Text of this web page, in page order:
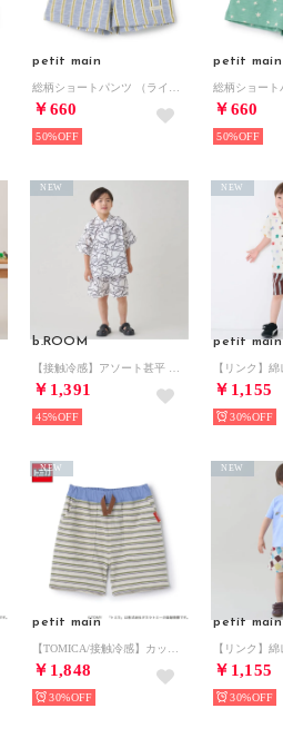
petit main
￥660
50%
petit main
￥660
50%
b.ROOM
￥1,391
NEW
45%
petit main
￥1,155
NEW
30%
petit main
￥1,848
NEW
30%
petit main
￥1,155
NEW
30%